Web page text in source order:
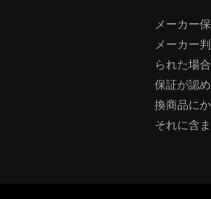
メーカー
メーカー
られた場
保証が認
換商品に
それに含